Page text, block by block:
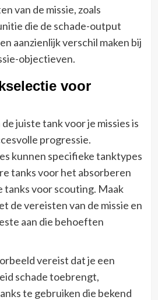
van de missie, zoals
die de schade-output
aanzienlijk verschil maken bij
objectieven.
voor
juiste tank voor je missies is
progressie.
kunnen specifieke tanktypes
tanks voor het absorberen
tanks voor scouting. Maak
de vereisten van de missie en
aan die behoeften
vereist dat je een
schade toebrengt,
te gebruiken die bekend